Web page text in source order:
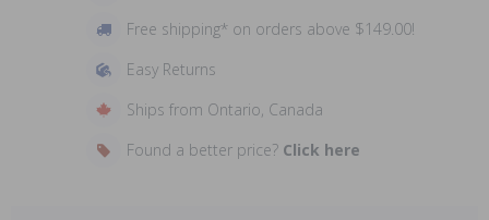
Free shipping* on orders above $149.00!
Easy Returns
Ships from Ontario, Canada
Found a better price? Click here